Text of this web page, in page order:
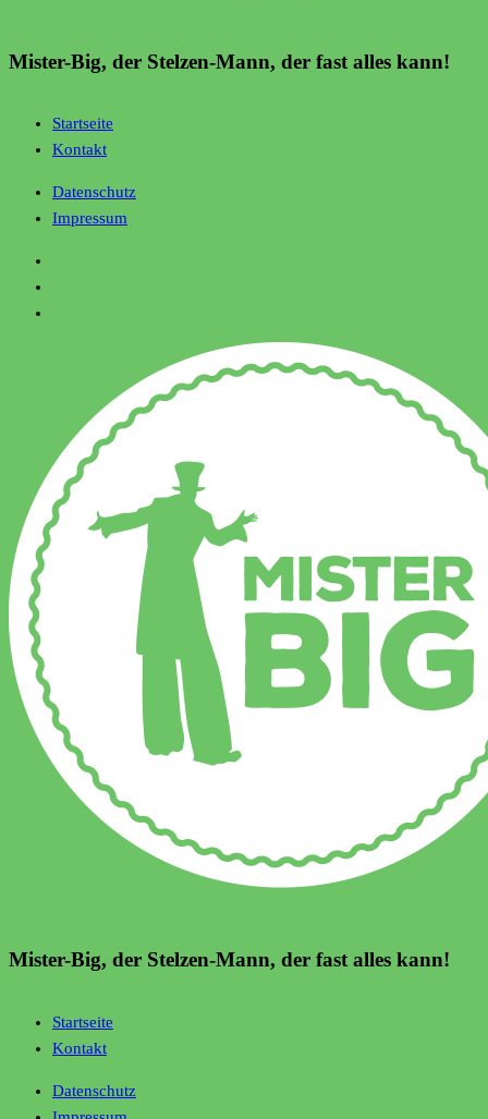
Mister-Big, der Stelzen-Mann, der fast alles kann!
Startseite
Kontakt
Datenschutz
Impressum
Mister-Big, der Stelzen-Mann, der fast alles kann!
Startseite
Kontakt
Datenschutz